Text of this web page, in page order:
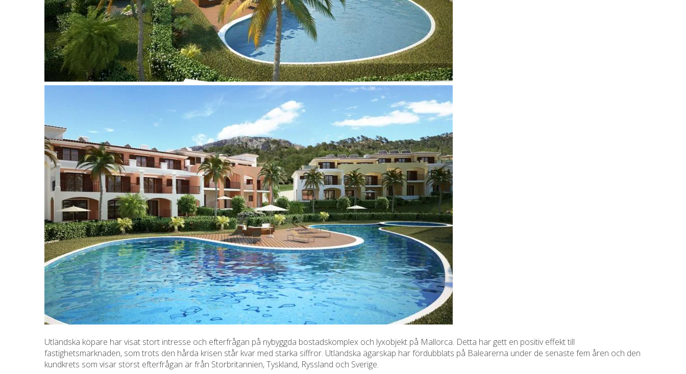
Utländska köpare har visat stort intresse och efterfrågan på nybyggda bostadskomplex och lyxobjekt på Mallorca. Detta har gett en positiv effekt till
fastighetsmarknaden, som trots den hårda krisen står kvar med starka siffror. Utländska ägarskap har fördubblats på Balearerna under de senaste fem åren och den
kundkrets som visar störst efterfrågan är från Storbritannien, Tyskland, Ryssland och Sverige.